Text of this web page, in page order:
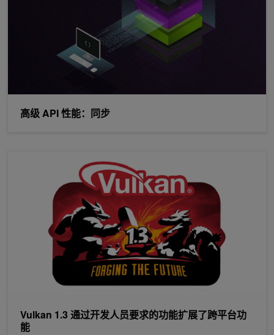
高级 API 性能：同步
Vulkan 1.3 通过开发人员要求的功能扩展了跨平台功
能